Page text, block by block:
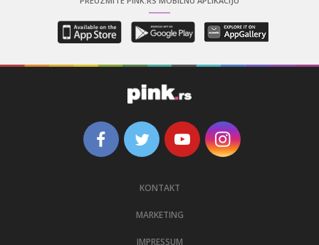
KONTAKT
MARKETING
IMPRESSUM